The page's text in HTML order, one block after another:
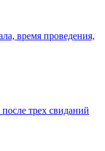
время проведения,
трех свиданий